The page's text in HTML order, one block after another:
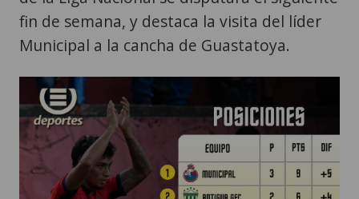
fin de semana, y destaca la visita del líder
Municipal a la cancha de Guastatoya.